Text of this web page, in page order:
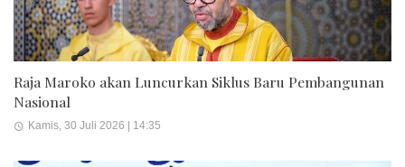
Raja Maroko akan Luncurkan Siklus Baru Pembangunan
Nasional
Kamis, 30 Juli 2026 | 14:35